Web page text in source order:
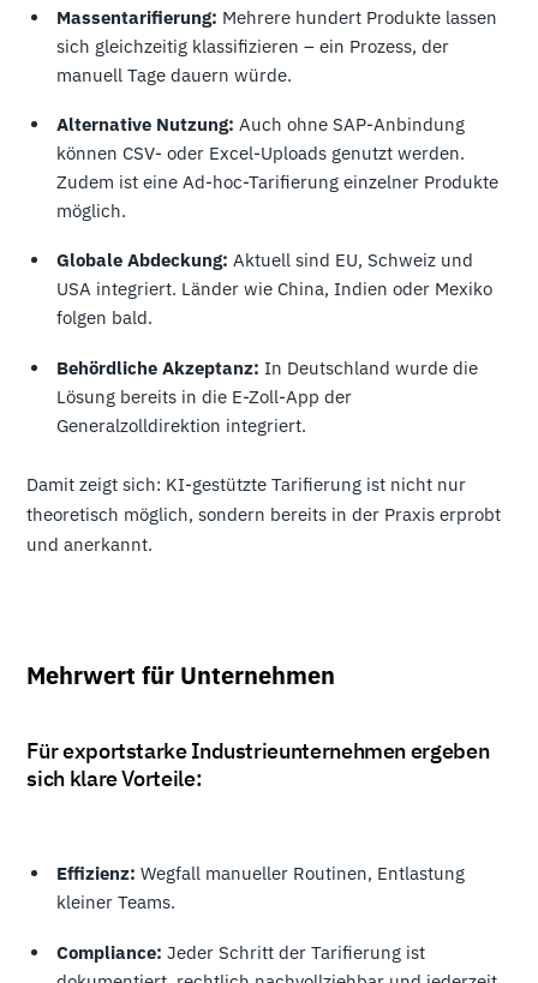
Massentarifierung: Mehrere hundert Produkte lassen
sich gleichzeitig klassifizieren – ein Prozess, der
manuell Tage dauern würde.
Alternative Nutzung: Auch ohne SAP-Anbindung
können CSV- oder Excel-Uploads genutzt werden.
Zudem ist eine Ad-hoc-Tarifierung einzelner Produkte
möglich.
Globale Abdeckung: Aktuell sind EU, Schweiz und
USA integriert. Länder wie China, Indien oder Mexiko
folgen bald.
Behördliche Akzeptanz: In Deutschland wurde die
Lösung bereits in die E-Zoll-App der
Generalzolldirektion integriert.
Damit zeigt sich: KI-gestützte Tarifierung ist nicht nur
theoretisch möglich, sondern bereits in der Praxis erprobt
und anerkannt.
Mehrwert für Unternehmen
Für exportstarke Industrieunternehmen ergeben
sich klare Vorteile:
Effizienz: Wegfall manueller Routinen, Entlastung
kleiner Teams.
Compliance: Jeder Schritt der Tarifierung ist